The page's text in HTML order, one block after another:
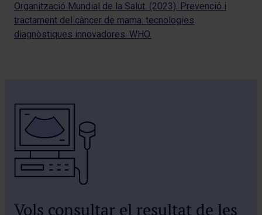
Organització Mundial de la Salut. (2023). Prevenció i
tractament del càncer de mama: tecnologies
diagnòstiques innovadores. WHO.
Vols consultar el resultat de les